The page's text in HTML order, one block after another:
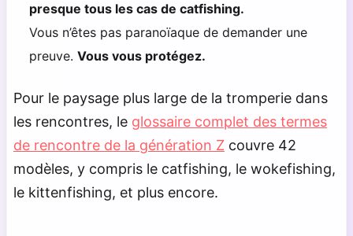
presque tous les cas de catfishing.
Vous n’êtes pas paranoïaque de demander une
preuve. Vous vous protégez.
Pour le paysage plus large de la tromperie dans
les rencontres, le glossaire complet des termes
de rencontre de la génération Z couvre 42
modèles, y compris le catfishing, le wokefishing,
le kittenfishing, et plus encore.